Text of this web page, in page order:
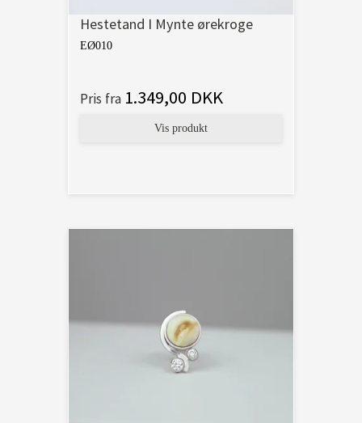
Hestetand I Mynte ørekroge
EØ010
Pris fra 1.349,00 DKK
Vis produkt